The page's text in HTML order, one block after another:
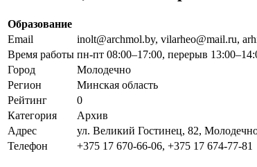
Образование
Email
inolt@archmol.by, vilarheo@mail.ru,
Время работы пн-пт 08:00–17:00, перерыв
Город
Молодечно
Регион
Минская область
Рейтинг
0
Категория
Архив
Адрес
ул. Великий Гостинец, 82,
Телефон
+375 17 670-66-06, +375 17 674-77-81